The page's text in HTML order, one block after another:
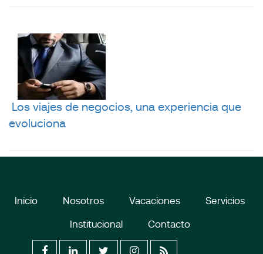
Los viajes de negocios, una experiencia que
evoluciona
Inicio Nosotros Vacaciones Servicios
Institucional Contacto